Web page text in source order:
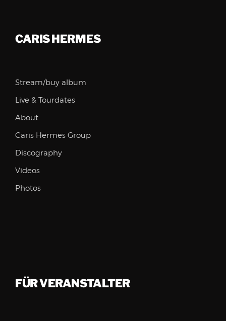
CARIS HERMES
Stream/buy album
Live & Tourdates
About
Caris Hermes Group
Discography
Videos
Photos
FÜR VERANSTALTER